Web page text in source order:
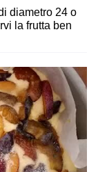
diametro 24 o
la frutta ben